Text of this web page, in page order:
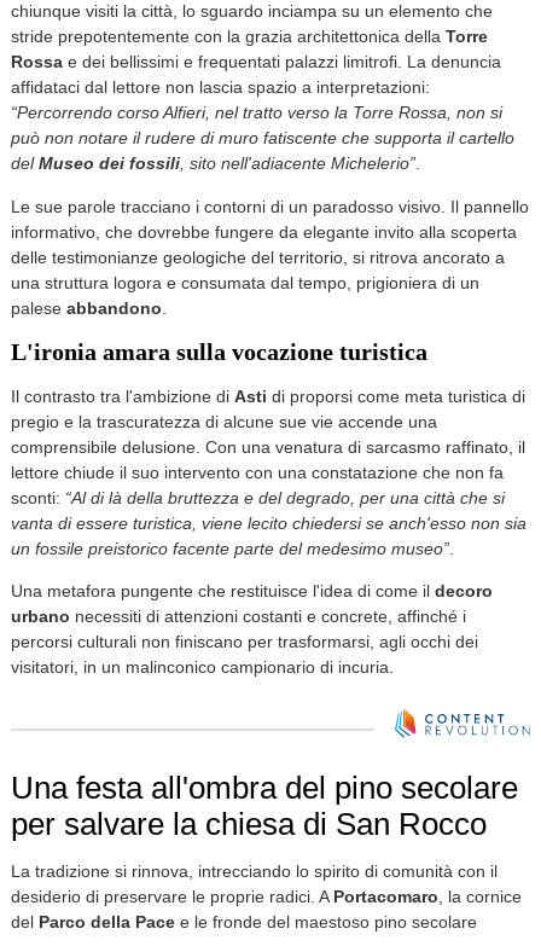
chiunque visiti la città, lo sguardo inciampa su un elemento che
stride prepotentemente con la grazia architettonica della Torre
Rossae dei bellissimi e frequentati palazzi limitrofi. La denuncia
affidataci dal lettore non lascia spazio a interpretazioni:
“Percorrendo corso Alfieri, nel tratto verso la Torre Rossa, non si
può non notare il rudere di muro fatiscente che supporta il cartello
delMuseo dei fossili, sito nell'adiacente Michelerio”.
Le sue parole tracciano i contorni di un paradosso visivo. Il pannello
informativo, che dovrebbe fungere da elegante invito alla scoperta
delle testimonianze geologiche del territorio, si ritrova ancorato a
una struttura logora e consumata dal tempo, prigioniera di un
palese abbandono
L'ironia amara sulla vocazione turistica
Il contrasto tra l'ambizione di Asti di proporsi come meta turistica di
pregio e la trascuratezza di alcune sue vie accende una
comprensibile delusione. Con una venatura di sarcasmo raffinato, il
lettore chiude il suo intervento con una constatazione che non fa
sconti: “Al di là della bruttezza e del degrado, per una città che si
vanta di essere turistica, viene lecito chiedersi se anch'esso non sia
un fossile preistorico facente parte del medesimo museo”.
Una metafora pungente che restituisce l'idea di come il decoro
urbano necessiti di attenzioni costanti e concrete, affinché i
percorsi culturali non finiscano per trasformarsi, agli occhi dei
visitatori, in un malinconico campionario di incuria.
Una festa all'ombra del pino secolare
per salvare la chiesa di San Rocco
La tradizione si rinnova, intrecciando lo spirito di comunità con il
desiderio di preservare le proprie radici. APortacomaro, la cornice
del Parco della Pacee le fronde del maestoso pino secolare